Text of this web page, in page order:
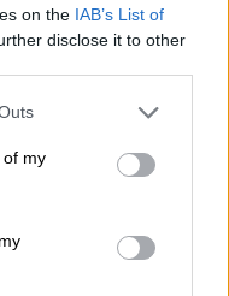
on the IAB’s List of
disclose it to other
one or more Google
You may click to
its third-party tags to
in below Google
of my
Βαρδή:
ο Μουκίδης